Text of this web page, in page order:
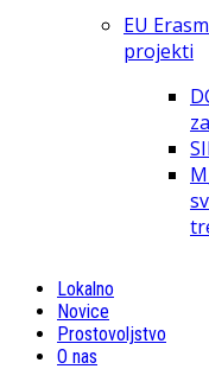
EU
projekti
Lokalno
Novice
Prostovoljstvo
O nas